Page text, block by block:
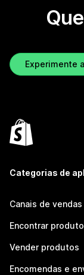
Experimente
Categorias de
Canais de vendas
Encontrar
Vender produtos
Encomendas e